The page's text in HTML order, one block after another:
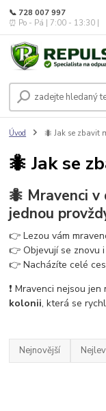
📞 728 007 997
⏰ Po - Pá | 7:00 - 13:30 |
Úvod 🐜 Jak se zbavit
🐜 Jak se
🐜 Mravenci v
jednou
👉 Lezou vám
👉 Objevují se znovu
👉 Nacházíte celé
❗ Mravenci nejsou
kolonii, která se
Nejnovější